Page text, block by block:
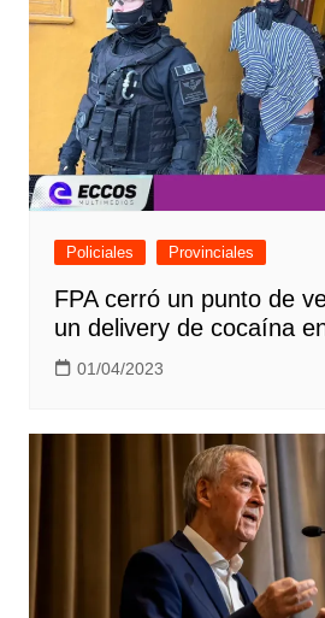
Policiales Provinciales
FPA cerró un punto de
un delivery de cocaína
01/04/2023